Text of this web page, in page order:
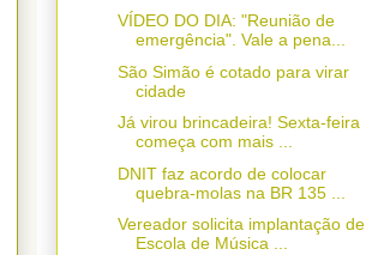
VÍDEO DO DIA: "Reunião de
emergência". Vale a pena...
São Simão é cotado para virar
cidade
Já virou brincadeira! Sexta-feira
começa com mais ...
DNIT faz acordo de colocar
quebra-molas na BR 135 ...
Vereador solicita implantação de
Escola de Música ...